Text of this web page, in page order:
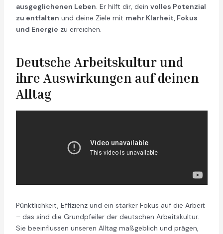
ausgeglichenen Leben. Er hilft dir, dein volles Potenzial
zu entfalten und deine Ziele mit mehr Klarheit, Fokus
und Energie zu erreichen.
Deutsche Arbeitskultur und
ihre Auswirkungen auf deinen
Alltag
Pünktlichkeit, Effizienz und ein starker Fokus auf die Arbeit
– das sind die Grundpfeiler der deutschen Arbeitskultur.
Sie beeinflussen unseren Alltag maßgeblich und prägen,